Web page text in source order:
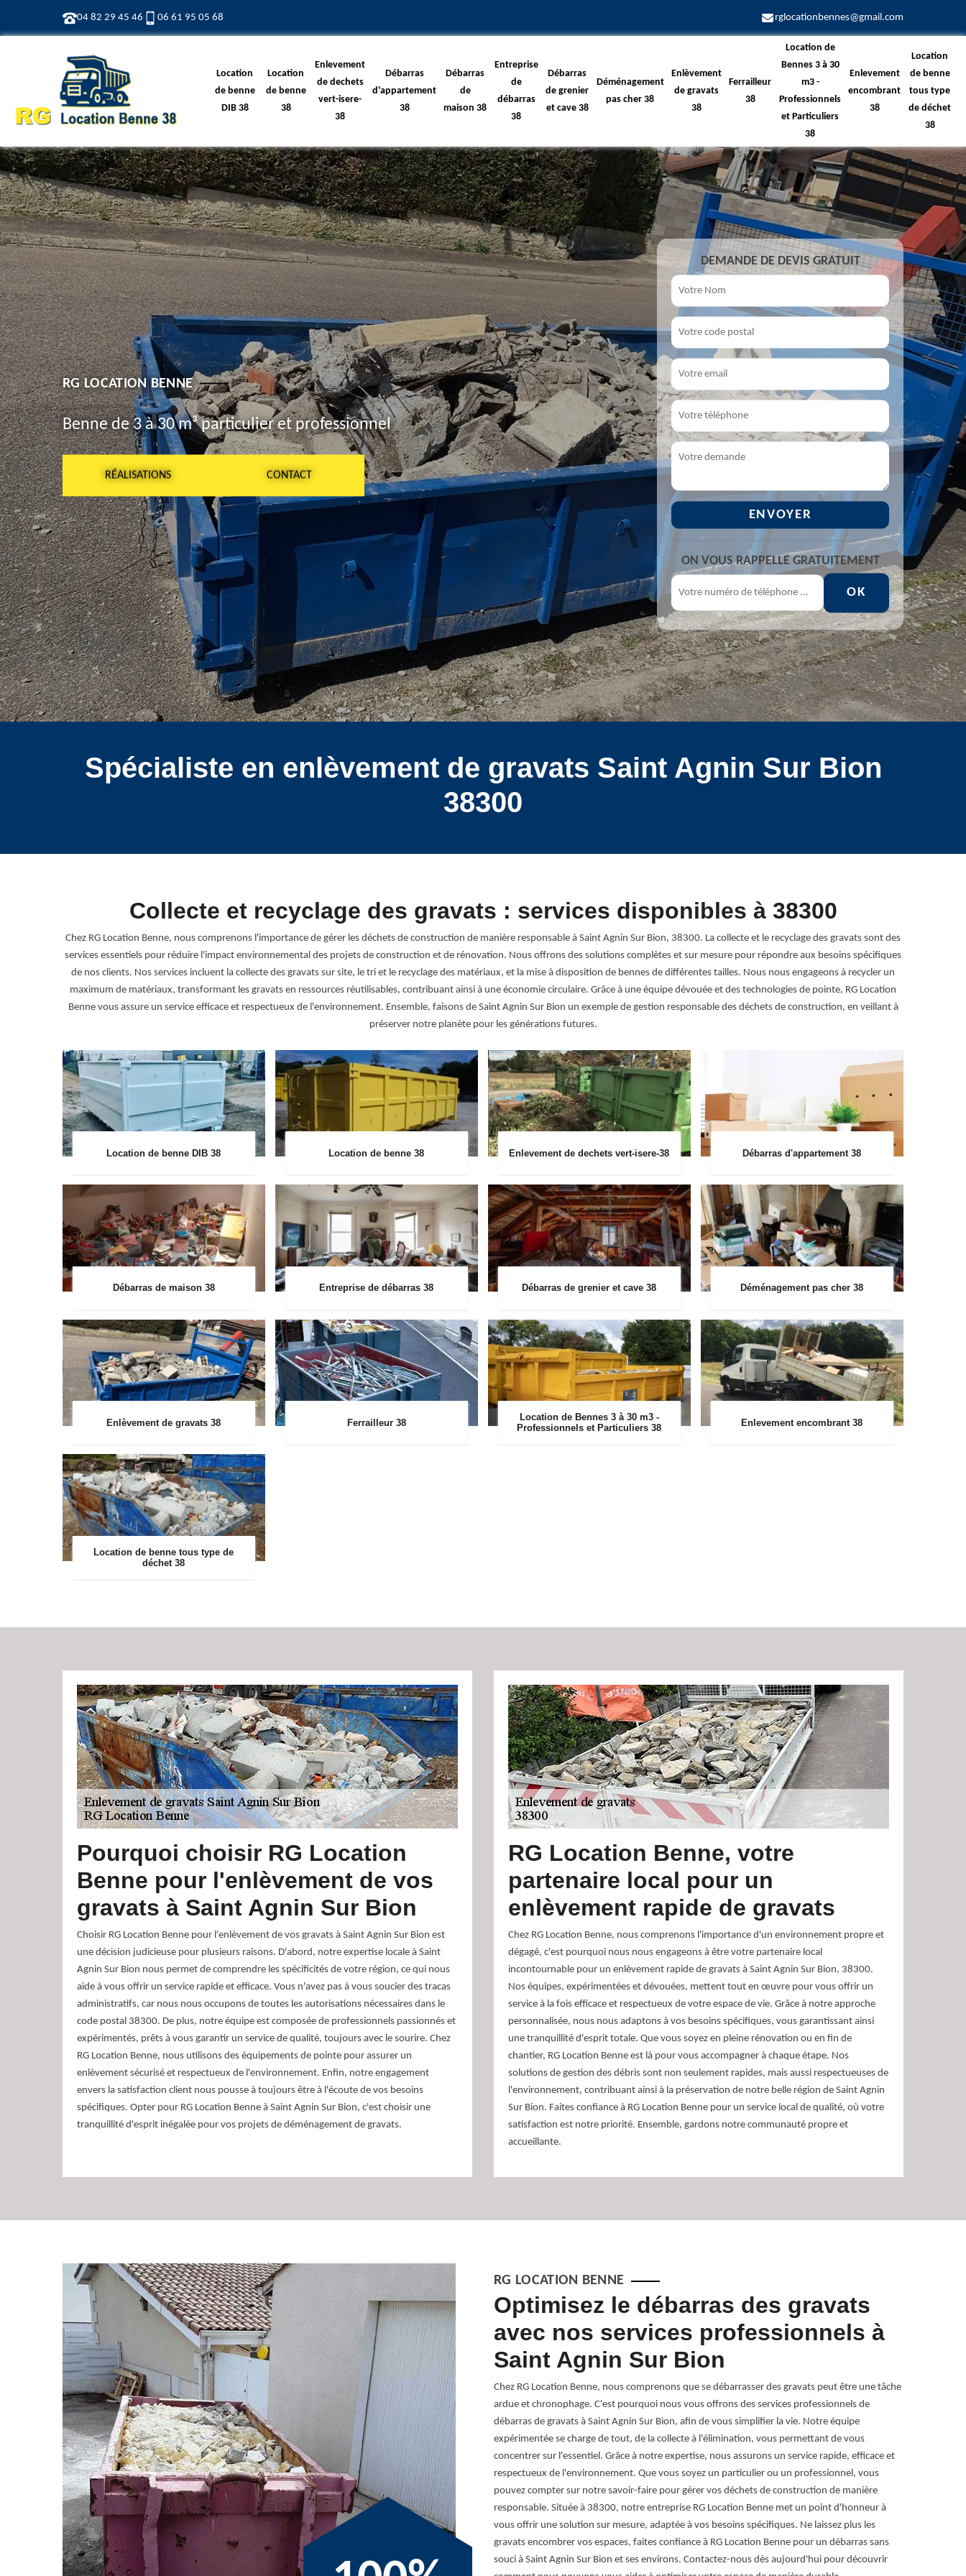
04 82 29 45 46 06 61 95 05 68 rglocationbennes@gmail.com
Location
de benne
DIB 38
Location
de benne
38
Enlevement
de dechets
vert-isere-
38
Débarras
d'appartement
38
Débarras
de
maison 38
Entreprise
de
débarras
38
Débarras
de grenier
et cave 38
Déménagement
pas cher 38
Enlèvement
de gravats
38
Ferrailleur
38
Location de
Bennes 3 à 30
m3 -
Professionnels
et Particuliers
38
Enlevement
encombrant
38
Location
de benne
tous type
de déchet
38
RG LOCATION BENNE
Benne de 3 à 30 m³ particulier et professionnel
RÉALISATIONS CONTACT
DEMANDE DE DEVIS GRATUIT
ON VOUS RAPPELLE GRATUITEMENT
Spécialiste en enlèvement de gravats Saint Agnin Sur Bion
38300
Collecte et recyclage des gravats : services disponibles à 38300
Chez RG Location Benne, nous comprenons l'importance de gérer les déchets de construction de manière responsable à Saint Agnin Sur Bion, 38300. La collecte et le recyclage des gravats sont des
services essentiels pour réduire l'impact environnemental des projets de construction et de rénovation. Nous offrons des solutions complètes et sur mesure pour répondre aux besoins spécifiques
de nos clients. Nos services incluent la collecte des gravats sur site, le tri et le recyclage des matériaux, et la mise à disposition de bennes de différentes tailles. Nous nous engageons à recycler un
maximum de matériaux, transformant les gravats en ressources réutilisables, contribuant ainsi à une économie circulaire. Grâce à une équipe dévouée et des technologies de pointe, RG Location
Benne vous assure un service efficace et respectueux de l'environnement. Ensemble, faisons de Saint Agnin Sur Bion un exemple de gestion responsable des déchets de construction, en veillant à
préserver notre planète pour les générations futures.
Location de benne DIB 38 Location de benne 38 Enlevement de dechets vert-isere-38 Débarras d'appartement 38
Débarras de maison 38 Entreprise de débarras 38 Débarras de grenier et cave 38 Déménagement pas cher 38
Enlèvement de gravats 38 Ferrailleur 38
Location de Bennes 3 à 30 m3 -
Professionnels et Particuliers 38
Enlevement encombrant 38
Location de benne tous type de
déchet 38
Pourquoi choisir RG Location
Benne pour l'enlèvement de vos
gravats à Saint Agnin Sur Bion
Choisir RG Location Benne pour l'enlèvement de vos gravats à Saint Agnin Sur Bion est
une décision judicieuse pour plusieurs raisons. D'abord, notre expertise locale à Saint
Agnin Sur Bion nous permet de comprendre les spécificités de votre région, ce qui nous
aide à vous offrir un service rapide et efficace. Vous n'avez pas à vous soucier des tracas
administratifs, car nous nous occupons de toutes les autorisations nécessaires dans le
code postal 38300. De plus, notre équipe est composée de professionnels passionnés et
expérimentés, prêts à vous garantir un service de qualité, toujours avec le sourire. Chez
RG Location Benne, nous utilisons des équipements de pointe pour assurer un
enlèvement sécurisé et respectueux de l'environnement. Enfin, notre engagement
envers la satisfaction client nous pousse à toujours être à l'écoute de vos besoins
spécifiques. Opter pour RG Location Benne à Saint Agnin Sur Bion, c'est choisir une
tranquillité d'esprit inégalée pour vos projets de déménagement de gravats.
RG Location Benne, votre
partenaire local pour un
enlèvement rapide de gravats
Chez RG Location Benne, nous comprenons l'importance d'un environnement propre et
dégagé, c'est pourquoi nous nous engageons à être votre partenaire local
incontournable pour un enlèvement rapide de gravats à Saint Agnin Sur Bion, 38300.
Nos équipes, expérimentées et dévouées, mettent tout en œuvre pour vous offrir un
service à la fois efficace et respectueux de votre espace de vie. Grâce à notre approche
personnalisée, nous nous adaptons à vos besoins spécifiques, vous garantissant ainsi
une tranquillité d'esprit totale. Que vous soyez en pleine rénovation ou en fin de
chantier, RG Location Benne est là pour vous accompagner à chaque étape. Nos
solutions de gestion des débris sont non seulement rapides, mais aussi respectueuses de
l'environnement, contribuant ainsi à la préservation de notre belle région de Saint Agnin
Sur Bion. Faites confiance à RG Location Benne pour un service local de qualité, où votre
satisfaction est notre priorité. Ensemble, gardons notre communauté propre et
accueillante.
RG LOCATION BENNE
RG Location Benne : votre solution
pour le transport et la gestion des
gravats
Chez RG Location Benne, nous comprenons que la gestion des gravats peut être un véritable
casse-tête, surtout dans des villes comme Saint Agnin Sur Bion, où le rythme effréné des
chantiers ne laisse pas de place à l’improvisation. C'est pourquoi nous nous engageons à être
votre partenaire de confiance pour le transport et la gestion des gravats. Notre équipe,
implantée au cœur de Saint Agnin Sur Bion, dans le secteur 38300, met à votre disposition des
solutions personnalisées, alliant efficacité et respect des normes environnementales. Avec RG
Location Benne, vous n'avez plus à vous soucier des tracas logistiques : nous nous occupons de
tout, de la collecte à l’élimination, en passant par le recyclage. Notre flotte de véhicules
modernes et notre personnel qualifié vous garantissent un service rapide et sécurisé. Faites
confiance à RG Location Benne pour transformer votre gestion des gravats en une expérience
sans stress et pleinement satisfaisante. Votre tranquillité d'esprit est notre priorité.
Optimisez le débarras des gravats
avec nos services professionnels à
Saint Agnin Sur Bion
Chez RG Location Benne, nous comprenons que se débarrasser des gravats peut être une tâche
ardue et chronophage. C'est pourquoi nous vous offrons des services professionnels de
débarras de gravats à Saint Agnin Sur Bion, afin de vous simplifier la vie. Notre équipe
expérimentée se charge de tout, de la collecte à l'élimination, vous permettant de vous
concentrer sur l'essentiel. Grâce à notre expertise, nous assurons un service rapide, efficace et
respectueux de l'environnement. Que vous soyez un particulier ou un professionnel, vous
pouvez compter sur notre savoir-faire pour gérer vos déchets de construction de manière
responsable. Située à 38300, notre entreprise RG Location Benne met un point d'honneur à
vous offrir une solution sur mesure, adaptée à vos besoins spécifiques. Ne laissez plus les
gravats encombrer vos espaces, faites confiance à RG Location Benne pour un débarras sans
souci à Saint Agnin Sur Bion et ses environs. Contactez-nous dès aujourd'hui pour découvrir